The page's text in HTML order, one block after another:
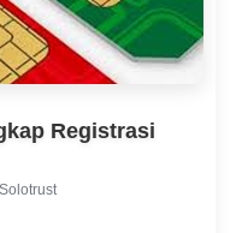
Registrasi